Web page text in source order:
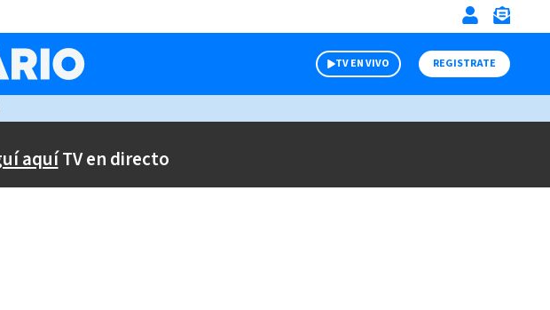
TV EN VIVO REGISTRATE
aquíTV en directo